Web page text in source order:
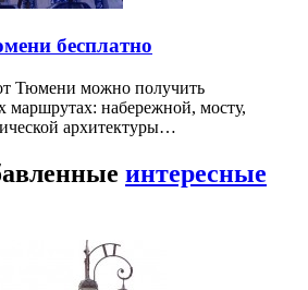
бесплатно
Тюмени можно получить
маршрутах: набережной, мосту,
архитектуры…
интересные